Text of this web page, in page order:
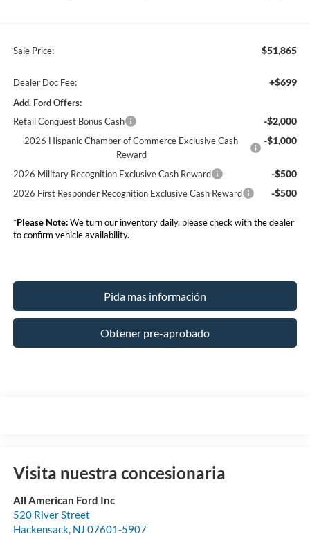
Sale Price: $51,865
Dealer Doc Fee: +$699
Add. Ford Offers:
Retail Conquest Bonus Cash
-$2,000
2026 Hispanic Chamber of Commerce Exclusive Cash
Reward
-$1,000
2026 Military Recognition Exclusive Cash Reward -$500
2026 First Responder Recognition Exclusive Cash Reward -$500
*Please Note:We turn our inventory daily, please check with the dealer
to confirm vehicle availability.
Pida mas información
Obtener pre-aprobado
Visita nuestra concesionaria
All American Ford Inc
520 River Street
Hackensack, NJ 07601-5907